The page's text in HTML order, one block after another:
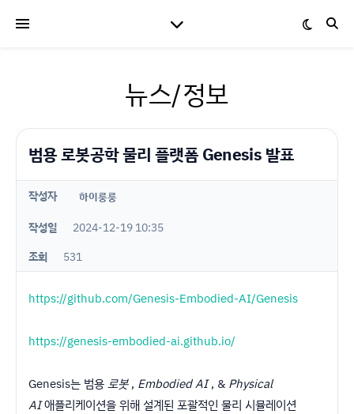
뉴스/정보
범용 로봇공학 물리 플랫폼 Genesis 발표
작성자 하이룽룽
작성일
2024-12-19 10:35
조회
531
https://github.com/Genesis-Embodied-AI/Genesis
https://genesis-embodied-ai.github.io/
Genesis는 범용로봇, Embodied AI, & Physical
AI애플리케이션을 위해 설계된 포괄적인 물리 시뮬레이션